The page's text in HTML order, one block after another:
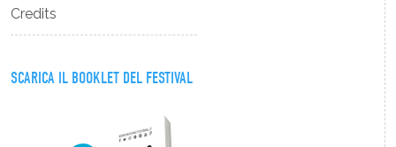
Credits
SCARICA IL BOOKLET DEL FESTIVAL